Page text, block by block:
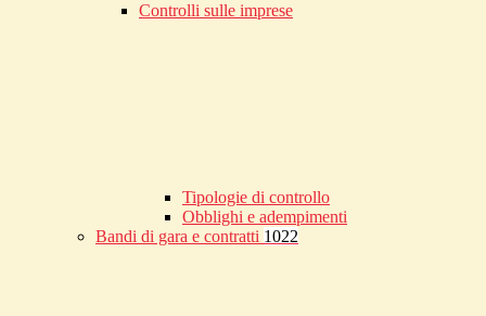
Controlli sulle imprese
Tipologie di controllo
Obblighi e adempimenti
Bandi di gara e contratti 1022